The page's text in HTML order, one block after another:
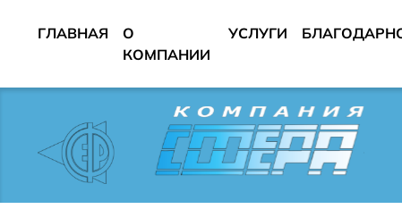
ГЛАВНАЯ
О
КОМПАНИИ
УСЛУГИ